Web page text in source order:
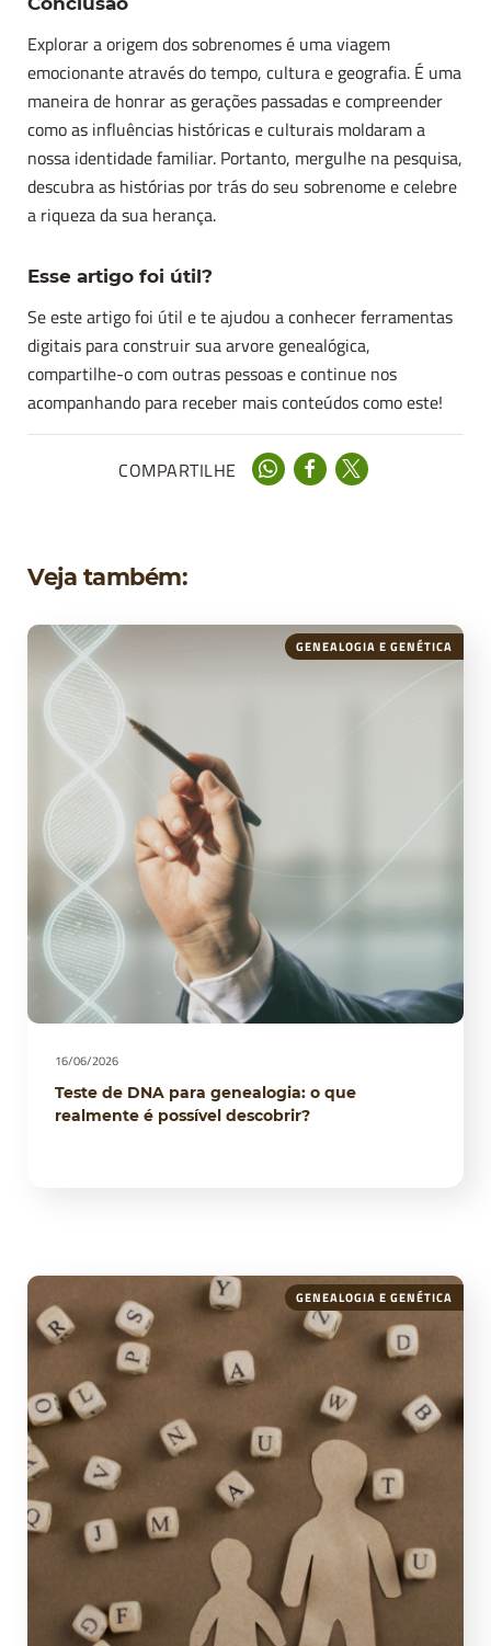
Explorar a origem dos sobrenomes é uma viagem
emocionante através do tempo, cultura e geografia. É uma
maneira de honrar as gerações passadas e compreender
como as influências históricas e culturais moldaram a
nossa identidade familiar. Portanto, mergulhe na pesquisa,
descubra as histórias por trás do seu sobrenome e celebre
a riqueza da sua herança.
Esse artigo foi útil?
Se este artigo foi útil e te ajudou a conhecer ferramentas
digitais para construir sua arvore genealógica,
compartilhe-o com outras pessoas e continue nos
acompanhando para receber mais conteúdos como este!
COMPARTILHE
Veja também:
GENEALOGIA E GENÉTICA
16/06/2026
Teste de DNA para genealogia: o que
realmente é possível descobrir?
GENEALOGIA E GENÉTICA